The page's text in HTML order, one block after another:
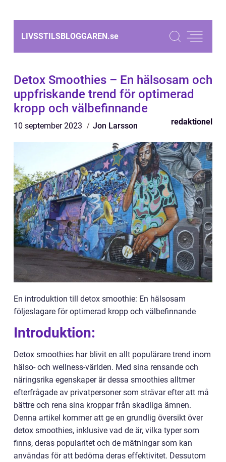
LIVSSTILSBLOGGAREN.se
Detox Smoothies – En hälsosam och
uppfriskande trend för optimerad
kropp och välbefinnande
10 september 2023 Jon Larsson redaktionel
En introduktion till detox smoothie: En hälsosam
följeslagare för optimerad kropp och välbefinnande
Introduktion:
Detox smoothies har blivit en allt populärare trend inom
hälso- och wellness-världen. Med sina rensande och
näringsrika egenskaper är dessa smoothies alltmer
efterfrågade av privatpersoner som strävar efter att må
bättre och rena sina kroppar från skadliga ämnen.
Denna artikel kommer att ge en grundlig översikt över
detox smoothies, inklusive vad de är, vilka typer som
finns, deras popularitet och de mätningar som kan
användas för att bedöma deras effektivitet. Dessutom